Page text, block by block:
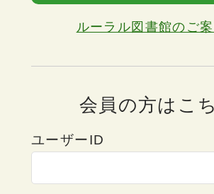
ルーラル図書館のご案
会員の方はこ
ユーザーID